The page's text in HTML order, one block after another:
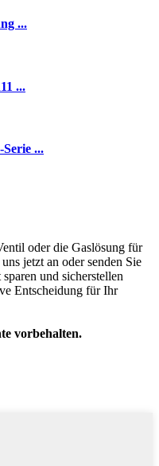
...
...
...
oder die Gaslösung für
jetzt an oder senden Sie
und sicherstellen
Entscheidung für Ihr
vorbehalten.